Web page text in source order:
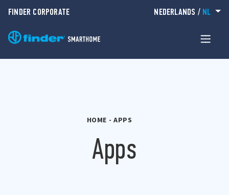
FINDER CORPORATE NEDERLANDS / NL
HOME - APPS
Apps